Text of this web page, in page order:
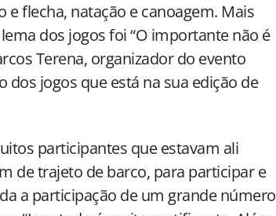
flecha, natação e canoagem. Mais
dos jogos foi “O importante não é
Terena, organizador do evento
jogos que está na sua edição de
participantes que estavam ali
de trajeto de barco, para participar e
a participação de um grande número